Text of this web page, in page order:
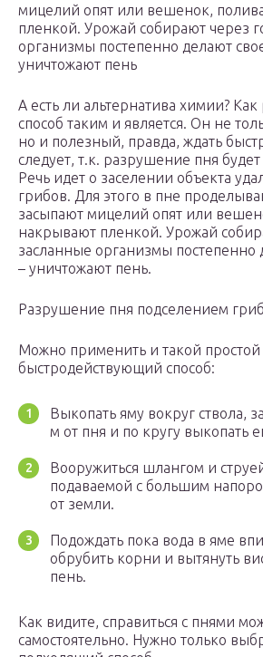
мицелий опят или вешенок,
пленкой. Урожай собирают через
организмы постепенно делают
уничтожают пень
А есть ли альтернатива химии?
способ таким и является. Он не
но и полезный, правда, ждать
следует, т.к. разрушение пня будет
Речь идет о заселении объекта
грибов. Для этого в пне
засыпают мицелий опят или
накрывают пленкой. Урожай
засланные организмы постепенно
– уничтожают пень.
Разрушение пня подселением
Можно применить и такой простой
быстродействующий способ:
Выкопать яму вокруг ствола,
м от пня и по кругу выкопать
Вооружиться шлангом и
подаваемой с большим
от земли.
Подождать пока вода в яме
обрубить корни и вытянуть
пень.
Как видите, справиться с пнями
самостоятельно. Нужно только